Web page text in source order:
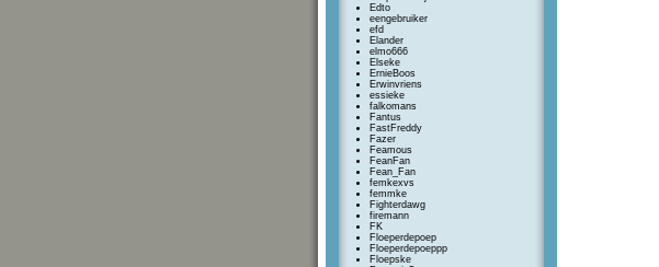
Edto
eengebruiker
efd
Elander
elmo666
Elseke
ErnieBoos
Erwinvriens
essieke
falkomans
Fantus
FastFreddy
Fazer
Feamous
FeanFan
Fean_Fan
femkexvs
femmke
Fighterdawg
firemann
FK
Floeperdepoep
Floeperdepoeppp
Floepske